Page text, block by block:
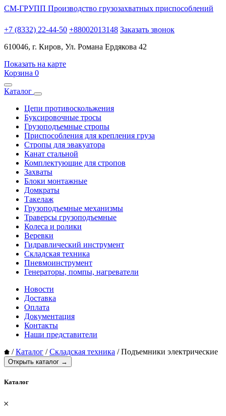
СМ-ГРУПП Производство грузозахватных приспособлений
+7 (8332) 22-44-50 +88002013148 Заказать звонок
610046, г. Киров, Ул. Романа Ердякова 42
Показать на карте
Корзина 0
Каталог
Цепи противоскольжения
Буксировочные тросы
Грузоподъемные стропы
Приспособления для крепления груза
Стропы для эвакуатора
Канат стальной
Комплектующие для стропов
Захваты
Блоки монтажные
Домкраты
Такелаж
Грузоподъемные механизмы
Траверсы грузоподъемные
Колеса и ролики
Веревки
Гидравлический инструмент
Складская техника
Пневмоинструмент
Генераторы, помпы, нагреватели
Новости
Доставка
Оплата
Документация
Контакты
Наши представители
/Каталог /Складская техника /Подъемники электрические
Открыть каталог →
Каталог
𐄂